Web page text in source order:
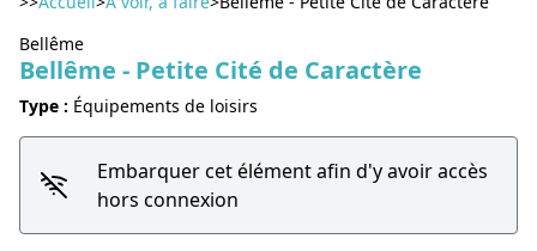
Bellême
Bellême - Petite Cité de Caractère
Type : Équipements de loisirs
Embarquer cet élément afin d'y avoir accès
hors connexion